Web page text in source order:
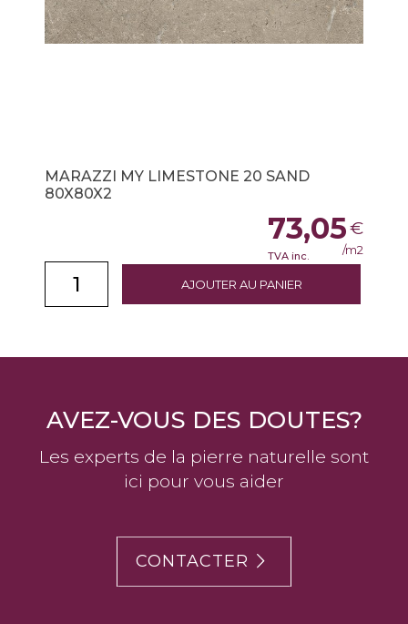
MARAZZI MY LIMESTONE 20 SAND
80X80X2
AJOUTER AU PANIER
73,05€
TVA inc. /m2
AVEZ-VOUS DES DOUTES?
Les experts de la pierre naturelle sont
ici pour vous aider
CONTACTER